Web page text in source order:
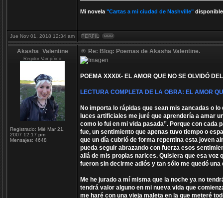
Mi novela "Cartas a mi ciudad de Nashville" disponible
Jue Nov 01, 2018 12:34 am
Akasha_Valentine
Regidor Vampírico
Registrado: Mié Mar 21,
2007 12:17 pm
Mensajes: 4648
Re: Blog: Poemas de Akasha Valentine.
POEMA XXXIX- EL AMOR QUE NO SE OLVIDÓ
LECTURA COMPLETA DE LA OBRA: EL AMOR
No importa lo rápidas que sean mis zancadas o
luces artificiales me juré que aprendería a amar
como lo fui en mi vida pasada”. Porque con cada
fue, un sentimiento que apenas tuvo tiempo o
que un día cubrió de forma repentina esta joven
pueda seguir abrazando con fuerza esos
allá de mis propias narices. Quisiera que esa voz
fueron sin decirme adiós y tan sólo me quedó
Me he jurado a mí misma que la noche ya no
tendrá valor alguno en mi nueva vida que
me haré con una vieja maleta en la que meteré